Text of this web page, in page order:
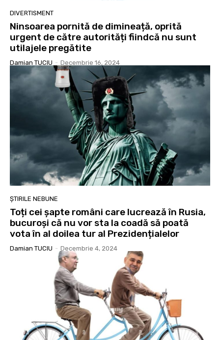
DIVERTISMENT
Ninsoarea pornită de dimineață, oprită
urgent de către autorități fiindcă nu sunt
utilajele pregătite
Damian TUCIU - Decembrie 16, 2024
ȘTIRILE NEBUNE
Toți cei șapte români care lucrează în Rusia,
bucuroși că nu vor sta la coadă să poată
vota în al doilea tur al Prezidențialelor
Damian TUCIU - Decembrie 4, 2024